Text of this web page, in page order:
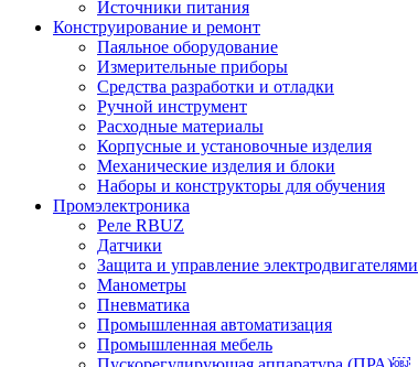
Источники питания
Конструирование и ремонт
Паяльное оборудование
Измерительные приборы
Средства разработки и отладки
Ручной инструмент
Расходные материалы
Корпусные и установочные изделия
Механические изделия и блоки
Наборы и конструкторы для обучения
Промэлектроника
Реле RBUZ
Датчики
Защита и управление электродвигателями
Манометры
Пневматика
Промышленная автоматизация
Промышленная мебель